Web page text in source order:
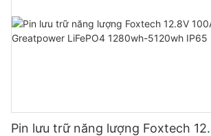
Pin lưu trữ năng lượng Foxtech